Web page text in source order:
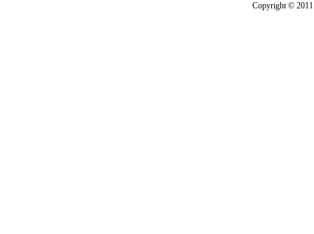
Copyright © 2011